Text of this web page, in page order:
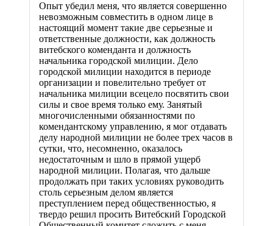
Опыт убедил меня, что является совершенно
невозможным совместить в одном лице в
настоящий момент такие две серьезные и
ответственные должности, как должность
витебского коменданта и должность
начальника городской милиции. Дело
городской милиции находится в периоде
организации и повелительно требует от
начальника милиции всецело посвятить свои
силы и свое время только ему. Занятый
многочисленными обязанностями по
комендантскому управлению, я мог отдавать
делу народной милиции не более трех часов в
сутки, что, несомненно, оказалось
недостаточным и шло в прямой ущерб
народной милиции. Полагая, что дальше
продолжать при таких условиях руководить
столь серьезным делом является
преступлением перед общественностью, я
твердо решил просить Витебский Городской